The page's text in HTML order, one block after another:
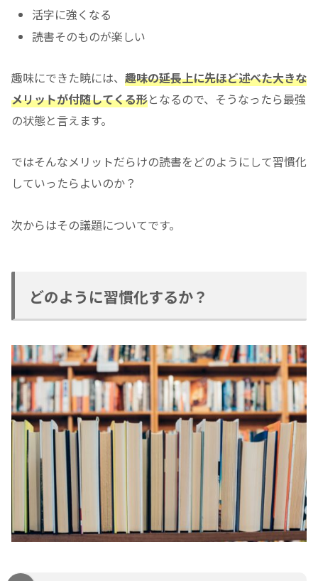
活字に強くなる
読書そのものが楽しい
趣味にできた暁には、 趣味の延長上に先ほど述べた大きな
メリットが付随してくる形となるので、そうなったら最強
の状態と言えます。
ではそんなメリットだらけの読書をどのようにして習慣化
していったらよいのか？
次からはその議題についてです。
どのように習慣化するか？